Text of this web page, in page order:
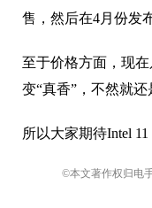
售，然后在4月份发
至于价格方面，现
变“真香”，不然就还
所以大家期待Intel
©本文著作权归电